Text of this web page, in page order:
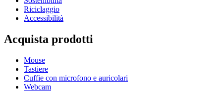
Riciclaggio
Accessibilità
Acquista prodotti
Mouse
Tastiere
Cuffie con microfono e auricolari
Webcam